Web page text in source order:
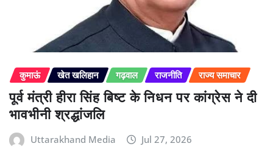
कुमाऊं खेत खलिहान गढ़वाल राजनीति राज्य समाचार
पूर्व मंत्री हीरा सिंह बिष्ट के निधन पर कांग्रेस ने दी
भावभीनी श्रद्धांजलि
Uttarakhand Media Jul 27, 2026